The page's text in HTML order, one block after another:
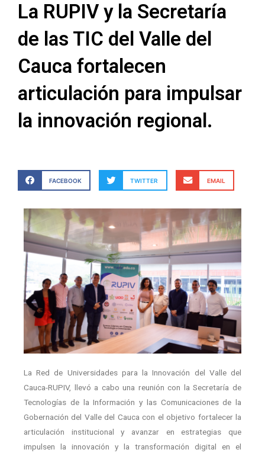
La RUPIV y la Secretaría
de las TIC del Valle del
Cauca fortalecen
articulación para impulsar
la innovación regional.
FACEBOOK TWITTER EMAIL
La Red de Universidades para la Innovación del Valle del
Cauca-RUPIV, llevó a cabo una reunión con la Secretaría de
Tecnologías de la Información y las Comunicaciones de la
Gobernación del Valle del Cauca con el objetivo fortalecer la
articulación institucional y avanzar en estrategias que
impulsen la innovación y la transformación digital en el